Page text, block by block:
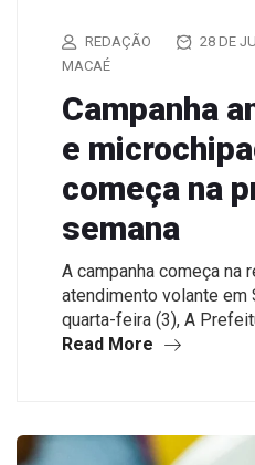
REDAÇÃO
28 DE
MACAÉ
Campanha
e
começa na
semana
A campanha começa na
atendimento volante em
quarta-feira (3), A
Read More